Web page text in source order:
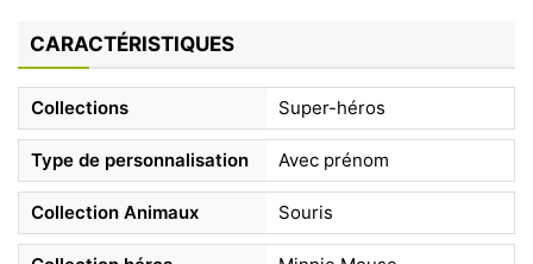
CARACTÉRISTIQUES
Collections Super-héros
Type de personnalisation Avec prénom
Collection Animaux Souris